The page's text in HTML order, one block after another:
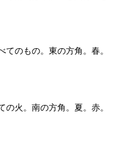
のもの。東の方角。春。
火。南の方角。夏。赤。